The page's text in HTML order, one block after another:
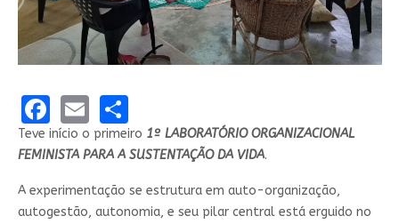
Facebook
EmailShare
Teve início o primeiro 1º LABORATÓRIO ORGANIZACIONAL
FEMINISTA PARA A SUSTENTAÇÃO DA VIDA.
A experimentação se estrutura em auto-organização,
autogestão, autonomia, e seu pilar central está erguido no